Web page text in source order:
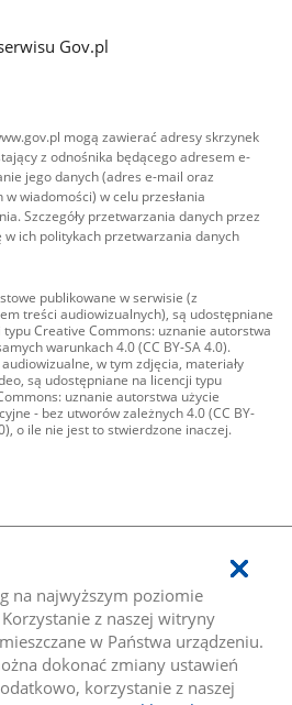
na najwyższym poziomie
z naszej witryny
w Państwa urządzeniu.
dokonać zmiany ustawień
korzystanie z naszej
Gov.pl
mogą zawierać adresy skrzynek
z odnośnika będącego adresem e-
jego danych (adres e-mail oraz
wiadomości) w celu przesłania
Szczegóły przetwarzania danych przez
w ich politykach przetwarzania danych
publikowane w serwisie (z
treści audiowizualnych), są udostępniane
typu Creative Commons: uznanie autorstwa
warunkach 4.0 (CC BY-SA 4.0).
audiowizualne, w tym zdjęcia, materiały
są udostępniane na licencji typu
uznanie autorstwa użycie
- bez utworów zależnych 4.0 (CC BY-
o ile nie jest to stwierdzone inaczej.